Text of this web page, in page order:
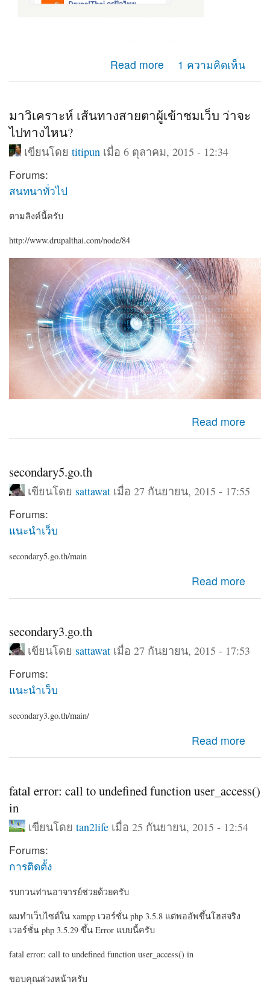
Read more
about ดึงข้อมูลจากเฟสบุค 1 ความคิดเห็น
มาวิเคราะห์ เส้นทางสายตาผู้เข้าชมเว็บ ว่าจะ
ไปทางไหน?
เขียนโดย titipun เมื่อ 6 ตุลาคม, 2015 - 12:34
Forums:
สนทนาทั่วไป
ตามลิงค์นี้ครับ
http://www.drupalthai.com/node/84
Read more
about มาวิเคราะห์ เส้นทางสายตาผู้เข้าชมเว็บ ว่าจะไปทาง
ไหน?
secondary5.go.th
เขียนโดย sattawat เมื่อ 27 กันยายน, 2015 - 17:55
Forums:
แนะนำเว็บ
secondary5.go.th/main
Read more
secondary3.go.th
เขียนโดย sattawat เมื่อ 27 กันยายน, 2015 - 17:53
Forums:
แนะนำเว็บ
secondary3.go.th/main/
Read more
fatal error: call to undefined function user_access()
in
เขียนโดย tan2lifeเมื่อ 25 กันยายน, 2015 - 12:54
Forums:
การติดตั้ง
รบกวนท่านอาจารย์ช่วยด้วยครับ
ผมทำเว็บไซต์ใน xampp เวอร์ชั่น php 3.5.8 แต่พออัพขึ้นโฮสจริง
เวอร์ชั่น php 3.5.29 ขึ้น Error แบบนี้ครับ
fatal error: call to undefined function user_access() in
ขอบคุณล่วงหน้าครับ